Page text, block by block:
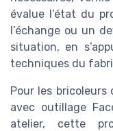
évalue l’état du
l’échange ou un
situation, en
techniques du
Pour les
avec outillage
atelier, cette